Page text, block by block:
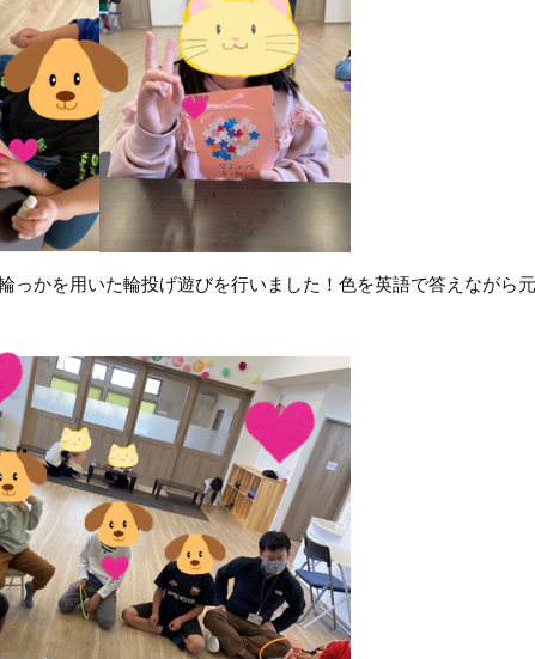
っかを用いた輪投げ遊びを行いました！色を英語で答えながら